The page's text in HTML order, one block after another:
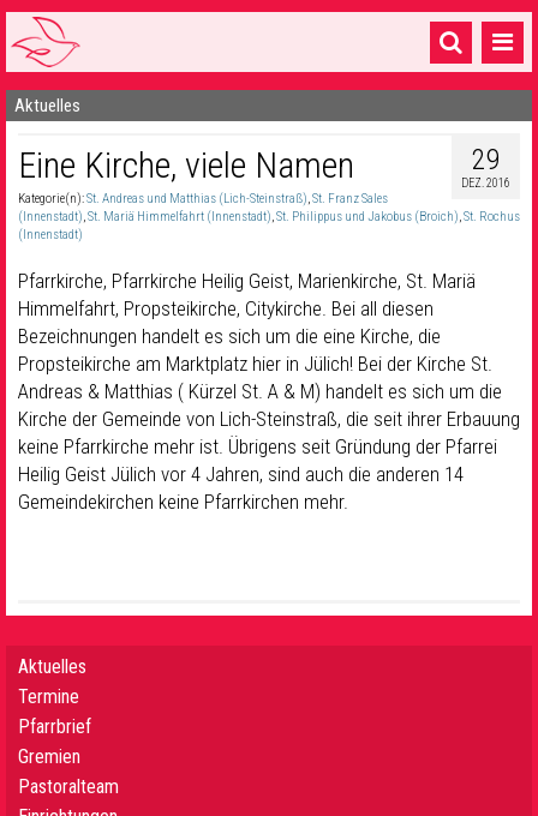
Startseite
1 Pfarrei
16 Gemeinden & mehr
Sakramente & Feste
Gemeinschaft & Soziales
Musik & Kultur
Seelsorge & Kontakt
Aktuelles
29
DEZ. 2016
Eine Kirche, viele Namen
Kategorie(n):St. Andreas und Matthias (Lich-Steinstraß),St. Franz Sales
(Innenstadt),St. Mariä Himmelfahrt (Innenstadt),St. Philippus und Jakobus (Broich),St. Rochus
(Innenstadt)
Pfarrkirche, Pfarrkirche Heilig Geist, Marienkirche, St. Mariä
Himmelfahrt, Propsteikirche, Citykirche. Bei all diesen
Bezeichnungen handelt es sich um die eine Kirche, die
Propsteikirche am Marktplatz hier in Jülich! Bei der Kirche St.
Andreas & Matthias ( Kürzel St. A & M) handelt es sich um die
Kirche der Gemeinde von Lich-Steinstraß, die seit ihrer Erbauung
keine Pfarrkirche mehr ist. Übrigens seit Gründung der Pfarrei
Heilig Geist Jülich vor 4 Jahren, sind auch die anderen 14
Gemeindekirchen keine Pfarrkirchen mehr.
Aktuelles
Termine
Pfarrbrief
Gremien
Pastoralteam